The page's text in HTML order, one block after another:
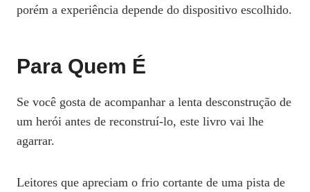
porém a experiência depende do dispositivo escolhido.
Para Quem É
Se você gosta de acompanhar a lenta desconstrução de
um herói antes de reconstruí‑lo, este livro vai lhe
agarrar.
Leitores que apreciam o frio cortante de uma pista de